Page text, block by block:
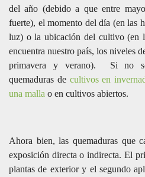
del año (debido a que entre
fuerte), el momento del día (en las
luz) o la ubicación del cultivo (en
encuentra nuestro país, los niveles
primavera y verano). Si no
quemaduras de cultivos en
una malla o en cultivos abiertos.
Ahora bien, las quemaduras que
exposición directa o indirecta. El
plantas de exterior y el segundo